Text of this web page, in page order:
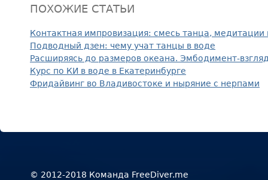
ПОХОЖИЕ СТАТЬИ
Контактная импровизация: смесь танца, медитации
Подводный дзен: чему учат танцы в воде
Расширяясь до размеров океана. Эмбодимент-
Курс по КИ в воде в Екатеринбурге
Фридайвинг во Владивостоке и ныряние с нерпами
© 2012-2018 Команда FreeDiver.me